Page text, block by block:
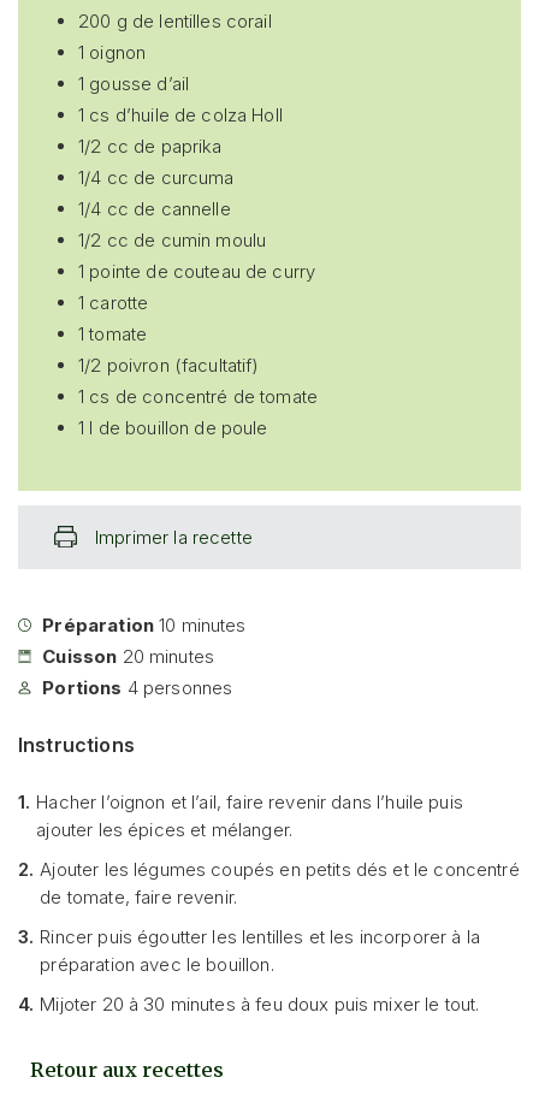
Préparation10 minutes
Cuisson 20 minutes
Portions 4 personnes
Instructions
1. Hacher l’oignon et l’ail, faire revenir dans l’huile puis
ajouter les épices et mélanger.
2. Ajouter les légumes coupés en petits dés et le concentré
de tomate, faire revenir.
3. Rincer puis égoutter les lentilles et les incorporer à la
préparation avec le bouillon.
4. Mijoter 20 à 30 minutes à feu doux puis mixer le tout.
Retour aux recettes
200 g de lentilles corail
1 oignon
1 gousse d’ail
1 cs d’huile de colza Holl
1/2 cc de paprika
1/4 cc de curcuma
1/4 cc de cannelle
1/2 cc de cumin moulu
1 pointe de couteau de curry
1 carotte
1 tomate
1/2 poivron (facultatif)
1 cs de concentré de tomate
1 l de bouillon de poule
Imprimer la recette